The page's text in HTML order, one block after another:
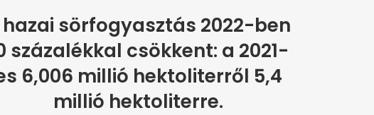
sörfogyasztás 2022-ben
százalékkal csökkent: a 2021-
6,006 millió hektoliterről 5,4
millió hektoliterre.